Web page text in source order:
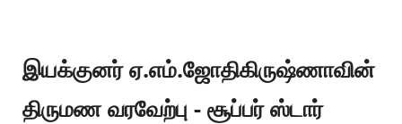
இயக்குனர் ஏ.எம்.ஜோதிகிருஷ்ணாவின்
திருமண வரவேற்பு - சூப்பர் ஸ்டார்